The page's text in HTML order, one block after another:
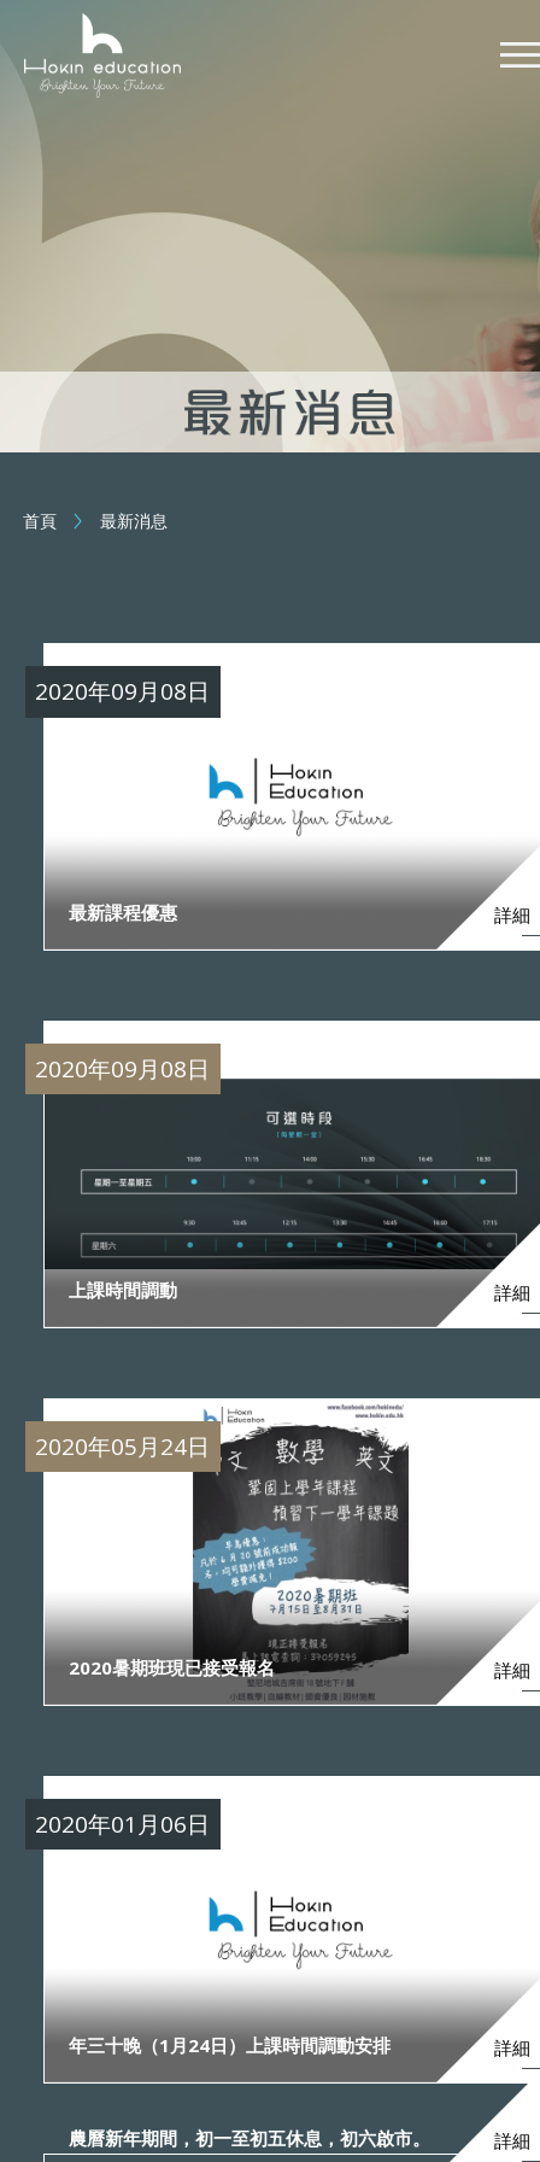
首頁 最新消息
2020年09月08日
最新課程優惠 詳細
2020年09月08日
上課時間調動 詳細
2020年05月24日
2020暑期班現已接受報名 詳細
2020年01月06日
年三十晚（1月24日）上課時間調動安排 詳細
農曆新年期間，初一至初五休息，初六啟市。 詳細